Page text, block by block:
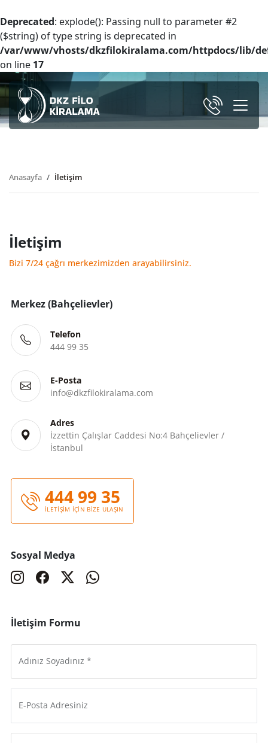
Deprecated: explode(): Passing null to parameter #2
($string) of type string is deprecated in
/var/www/vhosts/dkzfilokiralama.com/httpdocs/lib/
on line 17
Anasayfa İletişim
İletişim
Bizi 7/24 çağrı merkezimizden arayabilirsiniz.
Merkez (Bahçelievler)
Telefon
444 99 35
E-Posta
info@dkzfilokiralama.com
Adres
İzzettin Çalışlar Caddesi No:4 Bahçelievler /
İstanbul
444 99 35
İLETİŞİM İÇİN BİZE ULAŞIN
Sosyal Medya
İletişim Formu
Adınız Soyadınız *
E-Posta Adresiniz